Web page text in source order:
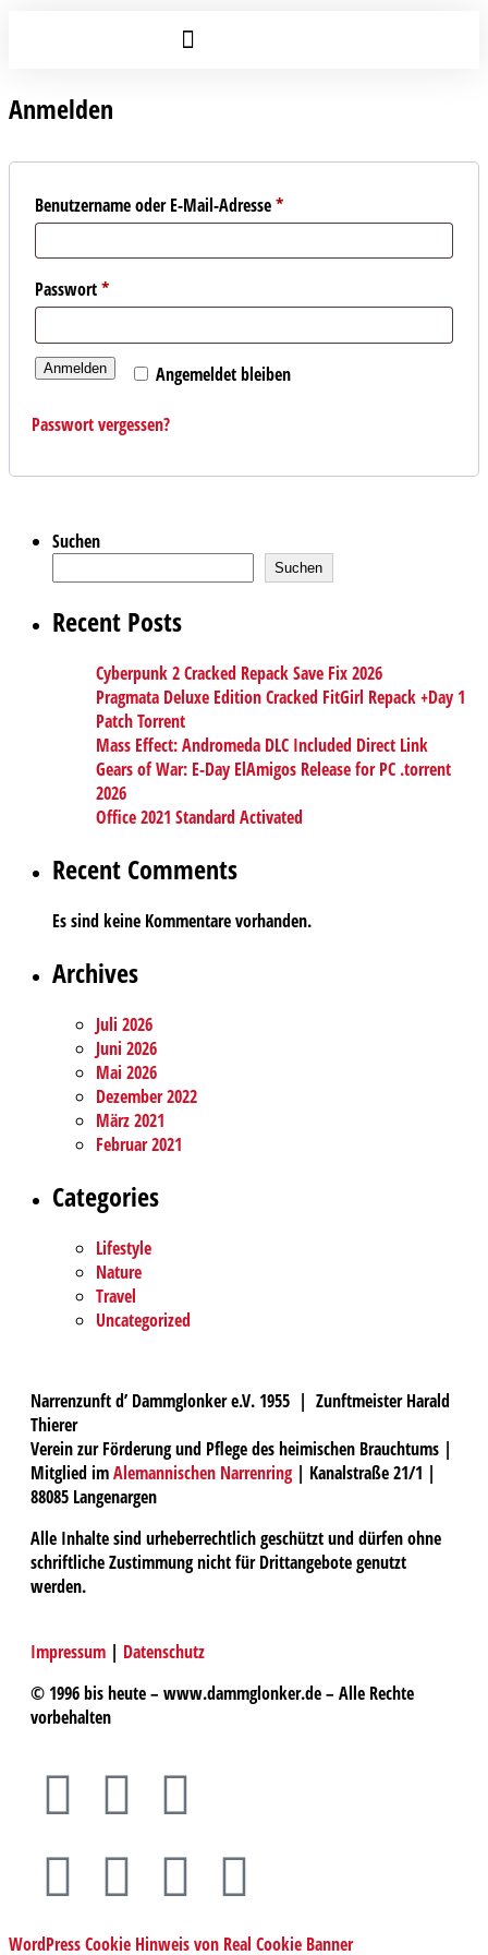
Anmelden
Benutzername oder E-Mail-Adresse*
Passwort*
Angemeldet bleiben
Anmelden
Passwort vergessen?
Suchen
Suchen
Recent Posts
Cyberpunk 2 Cracked Repack Save Fix 2026
Pragmata Deluxe Edition Cracked FitGirl Repack +Day 1
Patch Torrent
Mass Effect: Andromeda DLC Included Direct Link
Gears of War: E-Day ElAmigos Release for PC .torrent
2026
Office 2021 Standard Activated
Recent Comments
Es sind keine Kommentare vorhanden.
Archives
Juli 2026
Juni 2026
Mai 2026
Dezember 2022
März 2021
Februar 2021
Categories
Lifestyle
Nature
Travel
Uncategorized
Narrenzunft d’ Dammglonker e.V. 1955 | Zunftmeister Harald
Thierer
Verein zur Förderung und Pflege des heimischen Brauchtums |
Mitglied imAlemannischen Narrenring| Kanalstraße 21/1 |
88085 Langenargen
Alle Inhalte sind urheberrechtlich geschützt und dürfen ohne
schriftliche Zustimmung nicht für Drittangebote genutzt
werden.
Impressum | Datenschutz
© 1996 bis heute – www.dammglonker.de – Alle Rechte
vorbehalten
WordPress Cookie Hinweis von Real Cookie Banner